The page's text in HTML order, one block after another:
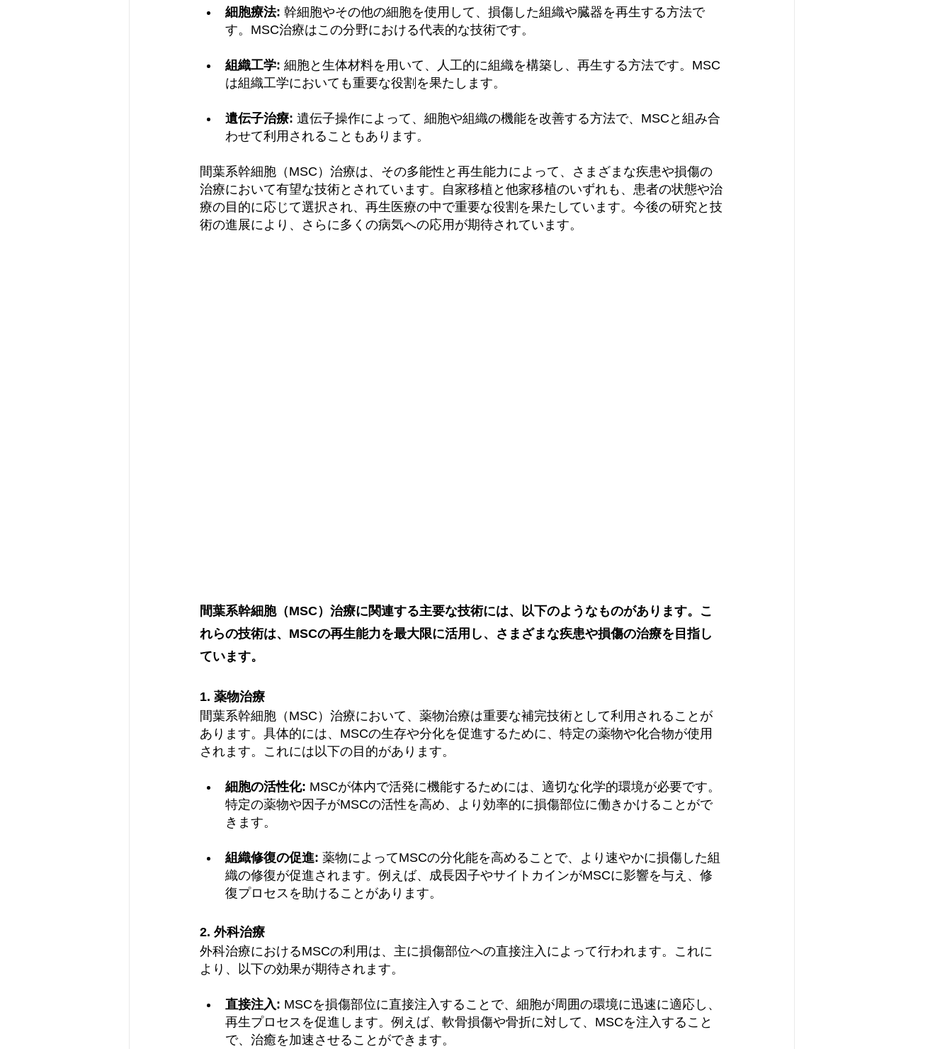
細胞療法: 幹細胞やその他の細胞を使用して、損傷した組織や臓器を再生する方法で
す。MSC治療はこの分野における代表的な技術です。
組織工学: 細胞と生体材料を用いて、人工的に組織を構築し、再生する方法です。MSC
は組織工学においても重要な役割を果たします。
遺伝子治療: 遺伝子操作によって、細胞や組織の機能を改善する方法で、MSCと組み合
わせて利用されることもあります。
間葉系幹細胞（MSC）治療は、その多能性と再生能力によって、さまざまな疾患や損傷の
治療において有望な技術とされています。自家移植と他家移植のいずれも、患者の状態や治
療の目的に応じて選択され、再生医療の中で重要な役割を果たしています。今後の研究と技
術の進展により、さらに多くの病気への応用が期待されています。
間葉系幹細胞（MSC）治療に関連する主要な技術には、以下のようなものがあります。こ
れらの技術は、MSCの再生能力を最大限に活用し、さまざまな疾患や損傷の治療を目指し
ています。
1. 薬物治療
間葉系幹細胞（MSC）治療において、薬物治療は重要な補完技術として利用されることが
あります。具体的には、MSCの生存や分化を促進するために、特定の薬物や化合物が使用
されます。これには以下の目的があります。
細胞の活性化: MSCが体内で活発に機能するためには、適切な化学的環境が必要です。
特定の薬物や因子がMSCの活性を高め、より効率的に損傷部位に働きかけることがで
きます。
組織修復の促進: 薬物によってMSCの分化能を高めることで、より速やかに損傷した組
織の修復が促進されます。例えば、成長因子やサイトカインがMSCに影響を与え、修
復プロセスを助けることがあります。
2. 外科治療
外科治療におけるMSCの利用は、主に損傷部位への直接注入によって行われます。これに
より、以下の効果が期待されます。
直接注入: MSCを損傷部位に直接注入することで、細胞が周囲の環境に迅速に適応し、
再生プロセスを促進します。例えば、軟骨損傷や骨折に対して、MSCを注入すること
で、治癒を加速させることができます。